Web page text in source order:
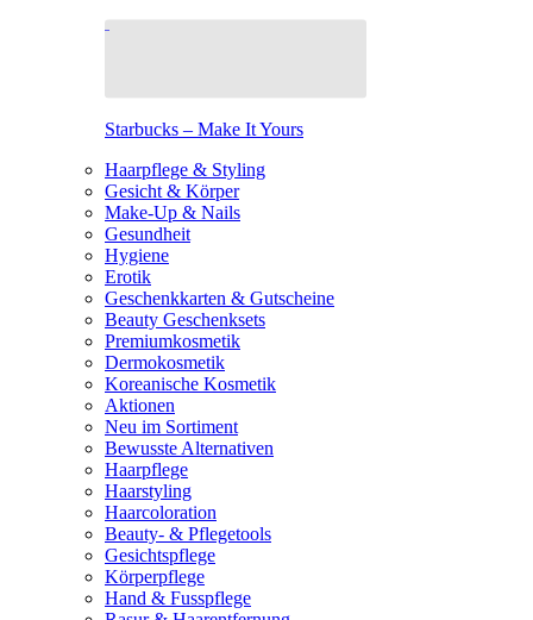
Starbucks – Make It Yours
Haarpflege & Styling
Gesicht & Körper
Make-Up & Nails
Gesundheit
Hygiene
Erotik
Geschenkkarten & Gutscheine
Beauty Geschenksets
Premiumkosmetik
Dermokosmetik
Koreanische Kosmetik
Aktionen
Neu im Sortiment
Bewusste Alternativen
Haarpflege
Haarstyling
Haarcoloration
Beauty- & Pflegetools
Gesichtspflege
Körperpflege
Hand & Fusspflege